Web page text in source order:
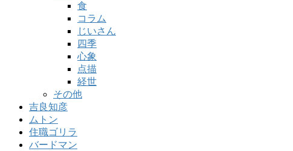
食
コラム
じいさん
四季
心象
点描
経世
その他
吉良知彦
ムトン
住職ゴリラ
バードマン